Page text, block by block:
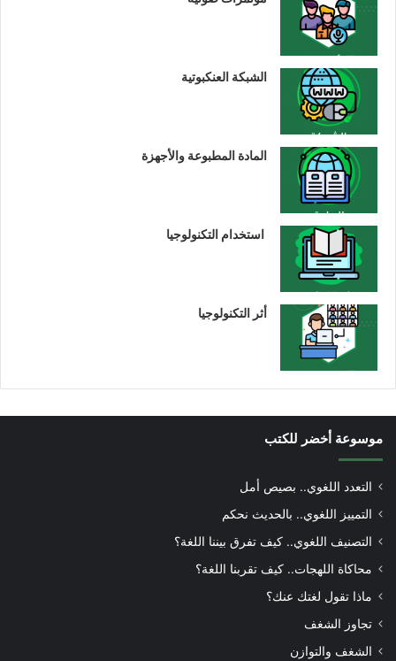
الشبكة العنكبوتية
المادة المطبوعة والأجهزة
استخدام التكنولوجيا
أثر التكنولوجيا
موسوعة أخضر للكتب
التعدد اللغوي.. بصيص أمل
التمييز اللغوي.. بالحديث نحكم
التصنيف اللغوي.. كيف تفرق بيننا اللغة؟
محاكاة اللهجات.. كيف تقربنا اللغة؟
ماذا تقول لغتك عنك؟
تجاوز الشغف
الشغف والتوازن